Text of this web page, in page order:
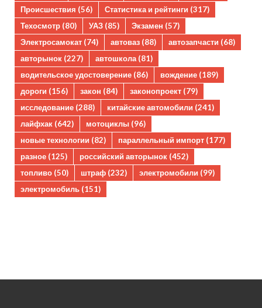
Происшествия (56) Статистика и рейтинги (317)
Техосмотр (80) УАЗ (85) Экзамен (57)
Электросамокат (74) автоваз (88) автозапчасти (68)
авторынок (227) автошкола (81)
водительское удостоверение (86) вождение (189)
дороги (156) закон (84) законопроект (79)
исследование (288) китайские автомобили (241)
лайфхак (642) мотоциклы (96)
новые технологии (82) параллельный импорт (177)
разное (125) российский авторынок (452)
топливо (50) штраф (232) электромобили (99)
электромобиль (151)